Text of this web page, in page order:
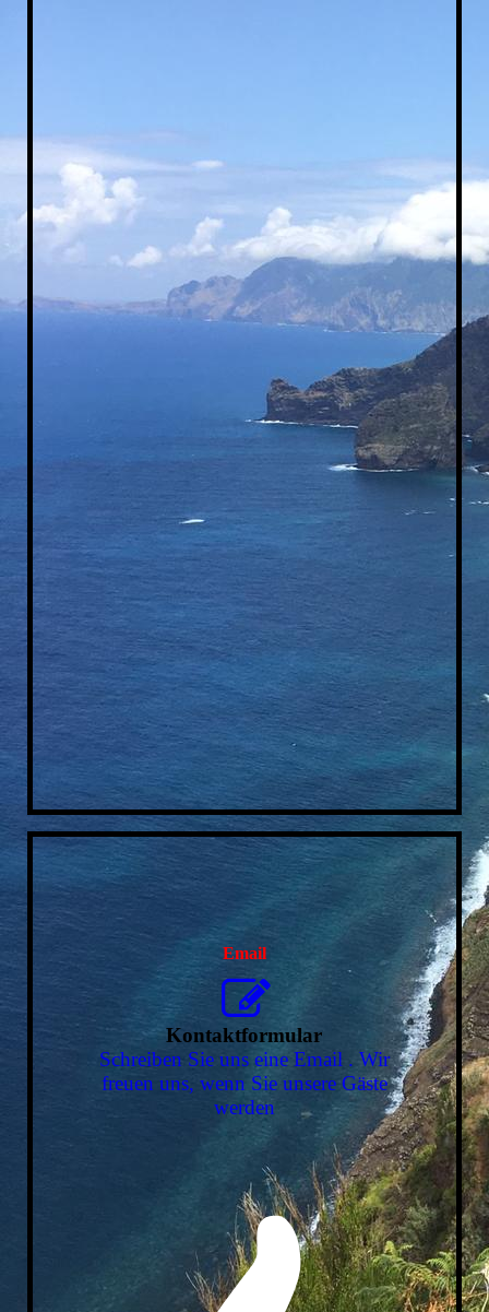
Email
Kontaktformular
Schreiben Sie uns eine Email . Wir
freuen uns, wenn Sie unsere Gäste
werden